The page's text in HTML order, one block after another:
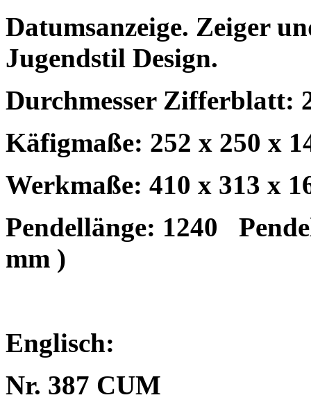
Datumsanzeige. Zeiger
Jugendstil Design.
Durchmesser Zifferblatt:
Käfigmaße: 252 x 250 x
Werkmaße: 410 x 313 x
Pendellänge: 1240
mm )
Englisch:
Nr. 387 CUM